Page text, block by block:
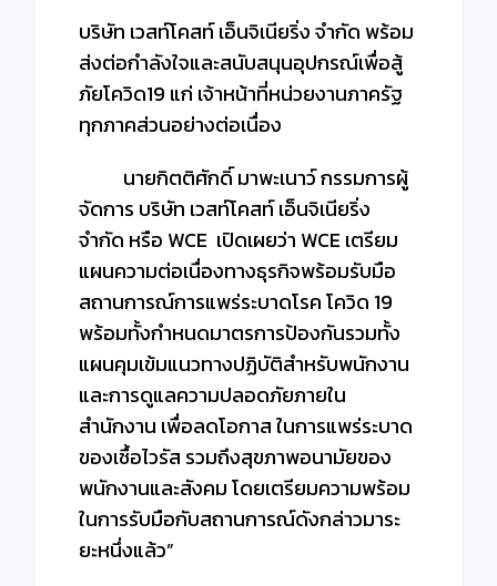
บริษัท เวสท์โคสท์ เอ็นจิเนียริ่ง จำกัด พร้อม
ส่งต่อกำลังใจและสนับสนุนอุปกรณ์เพื่อสู้
ภัยโควิด19 แก่ เจ้าหน้าที่หน่วยงานภาครัฐ
ทุกภาคส่วนอย่างต่อเนื่อง
นายกิตติศักดิ์ มาพะเนาว์ กรรมการผู้
จัดการ บริษัท เวสท์โคสท์ เอ็นจิเนียริ่ง
จำกัด หรือ WCE เปิดเผยว่า WCE เตรียม
แผนความต่อเนื่องทางธุรกิจพร้อมรับมือ
สถานการณ์การแพร่ระบาดโรค โควิด 19
พร้อมทั้งกำหนดมาตรการป้องกันรวมทั้ง
แผนคุมเข้มแนวทางปฏิบัติสำหรับพนักงาน
และการดูแลความปลอดภัยภายใน
สำนักงาน เพื่อลดโอกาส ในการแพร่ระบาด
ของเชื้อไวรัส รวมถึงสุขภาพอนามัยของ
พนักงานและสังคม โดยเตรียมความพร้อม
ในการรับมือกับสถานการณ์ดังกล่าวมาระ
ยะหนึ่งแล้ว”